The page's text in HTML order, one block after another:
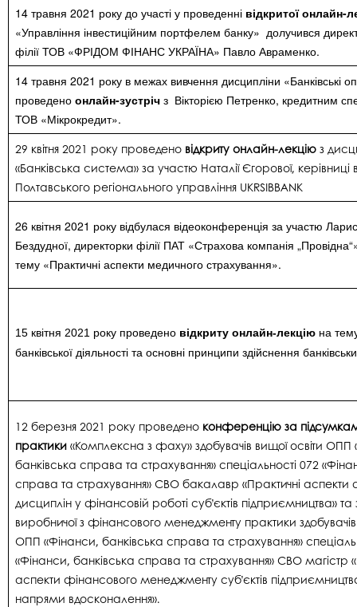
14 травня 2021 року до участі у проведенні відкритої онлайн-
«Управління інвестиційним портфелем банку» долучився
філії ТОВ «ФРІДОМ ФІНАНС УКРАЇНА» Павло Авраменко.
14 травня 2021 року в межах вивчення дисципліни «Банківські
проведено онлайн-зустріч з Вікторією Петренко, кредитним
ТОВ «Мікрокредит».
29 квітня 2021 року проведено відкриту онлайн-лекцію з
«Банківська система» за участю Наталії Єгорової,
Полтавського регіонального управління UKRSIBBANK
26 квітня 2021 року відбулася відеоконференція за участю
Бездудної, директорки філії ПАТ «Страхова компанія
тему «Практичні аспекти медичного страхування».
15 квітня 2021 року проведено відкриту онлайн-лекцію на
банківської діяльності та основні принципи здійснення
12 березня 2021 року проведено конференцію за
практики «Комплексна з фаху» здобувачів вищої освіти ОПП
банківська справа та страхування» спеціальності 072
справа та страхування» СВО бакалавр «Практичні
дисциплін у фінансовій роботі суб’єктів підприємництва»
виробничої з фінансового менеджменту практики здобувачів
ОПП «Фінанси, банківська справа та страхування»
«Фінанси, банківська справа та страхування» СВО магістр
аспекти фінансового менеджменту суб’єктів
напрями вдосконалення».